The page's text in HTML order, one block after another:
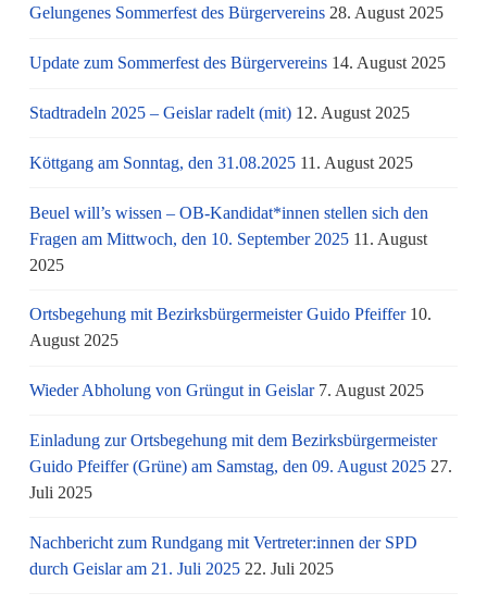
Gelungenes Sommerfest des Bürgervereins 28. August 2025
Update zum Sommerfest des Bürgervereins 14. August 2025
Stadtradeln 2025 – Geislar radelt (mit) 12. August 2025
Köttgang am Sonntag, den 31.08.2025 11. August 2025
Beuel will’s wissen – OB-Kandidat*innen stellen sich den
Fragen am Mittwoch, den 10. September 2025 11. August
2025
Ortsbegehung mit Bezirksbürgermeister Guido Pfeiffer 10.
August 2025
Wieder Abholung von Grüngut in Geislar 7. August 2025
Einladung zur Ortsbegehung mit dem Bezirksbürgermeister
Guido Pfeiffer (Grüne) am Samstag, den 09. August 2025 27.
Juli 2025
Nachbericht zum Rundgang mit Vertreter:innen der SPD
durch Geislar am 21. Juli 2025 22. Juli 2025